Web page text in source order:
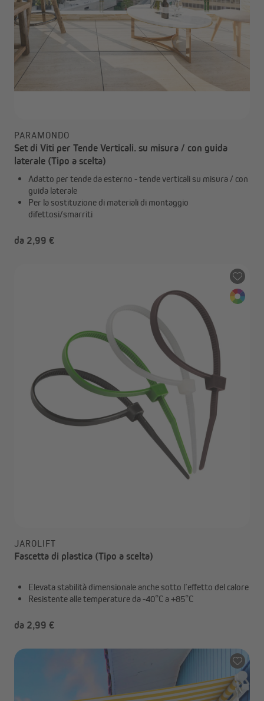
PARAMONDO
Set di Viti per Tende Verticali. su misura / con guida
laterale (Tipo a scelta)
Adatto per tende da esterno - tende verticali su misura / con
guida laterale
Per la sostituzione di materiali di montaggio
difettosi/smarriti
da 2,99 €
JAROLIFT
Fascetta di plastica (Tipo a scelta)
Elevata stabilità dimensionale anche sotto l’effetto del calore
Resistente alle temperature da -40°C a +85°C
da 2,99 €